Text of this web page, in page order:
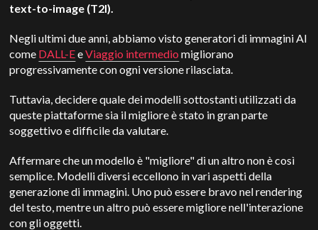
text-to-image (T2I).
Negli ultimi due anni, abbiamo visto generatori di immagini AI
come DALL-EeViaggio intermedio migliorano
progressivamente con ogni versione rilasciata.
Tuttavia, decidere quale dei modelli sottostanti utilizzati da
queste piattaforme sia il migliore è stato in gran parte
soggettivo e difficile da valutare.
Affermare che un modello è "migliore" di un altro non è così
semplice. Modelli diversi eccellono in vari aspetti della
generazione di immagini. Uno può essere bravo nel rendering
del testo, mentre un altro può essere migliore nell'interazione
con gli oggetti.